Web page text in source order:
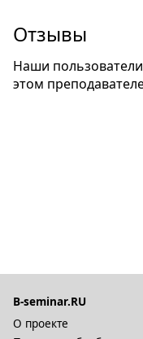
Отзывы
Наши
этом
B-seminar.RU
О проекте